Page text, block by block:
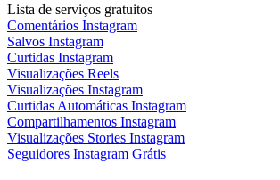
Lista de serviços gratuitos
Comentários Instagram
Salvos Instagram
Curtidas Instagram
Visualizações Reels
Visualizações Instagram
Curtidas Automáticas Instagram
Compartilhamentos Instagram
Visualizações Stories Instagram
Seguidores Instagram Grátis